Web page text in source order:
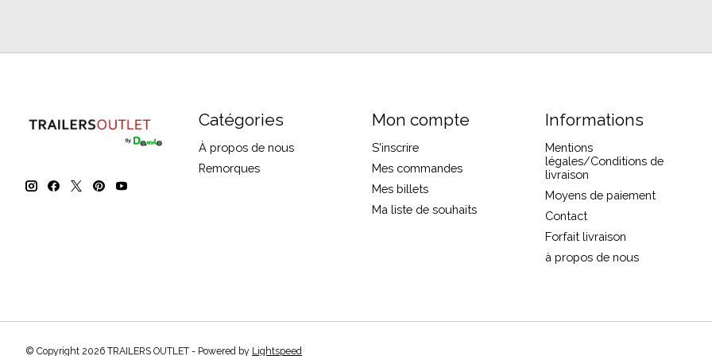
Catégories
À propos de nous
Remorques
Mon compte
S'inscrire
Mes commandes
Mes billets
Ma liste de souhaits
Informations
Mentions
légales/Conditions de
livraison
Moyens de paiement
Contact
Forfait livraison
à propos de nous
© Copyright 2026 TRAILERS OUTLET - Powered by Lightspeed